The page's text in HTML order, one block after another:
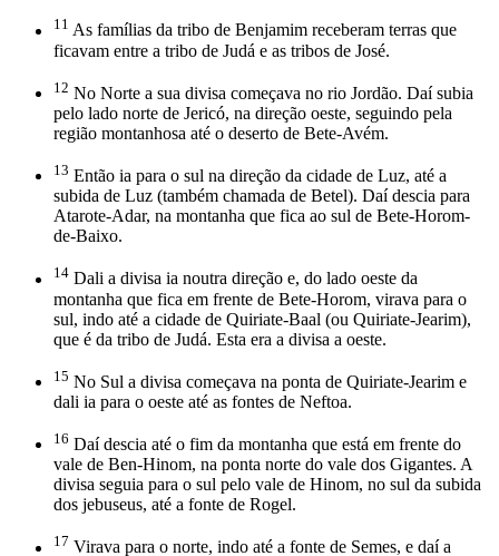
11 As famílias da tribo de Benjamim receberam terras que
ficavam entre a tribo de Judá e as tribos de José.
12 No Norte a sua divisa começava no rio Jordão. Daí subia
pelo lado norte de Jericó, na direção oeste, seguindo pela
região montanhosa até o deserto de Bete-Avém.
13 Então ia para o sul na direção da cidade de Luz, até a
subida de Luz (também chamada de Betel). Daí descia para
Atarote-Adar, na montanha que fica ao sul de Bete-Horom-
de-Baixo.
14 Dali a divisa ia noutra direção e, do lado oeste da
montanha que fica em frente de Bete-Horom, virava para o
sul, indo até a cidade de Quiriate-Baal (ou Quiriate-Jearim),
que é da tribo de Judá. Esta era a divisa a oeste.
15 No Sul a divisa começava na ponta de Quiriate-Jearim e
dali ia para o oeste até as fontes de Neftoa.
16 Daí descia até o fim da montanha que está em frente do
vale de Ben-Hinom, na ponta norte do vale dos Gigantes. A
divisa seguia para o sul pelo vale de Hinom, no sul da subida
dos jebuseus, até a fonte de Rogel.
17 Virava para o norte, indo até a fonte de Semes, e daí a